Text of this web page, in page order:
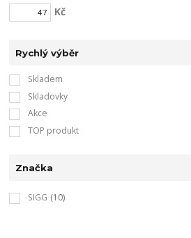
Kč
Rychlý výběr
Skladem
Skladovky
Akce
TOP produkt
Značka
SIGG (10)